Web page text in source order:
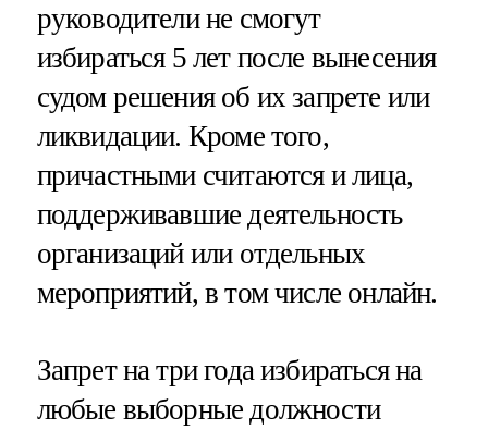
руководители не смогут
избираться 5 лет после вынесения
судом решения об их запрете или
ликвидации. Кроме того,
причастными считаются и лица,
поддерживавшие деятельность
организаций или отдельных
мероприятий, в том числе онлайн.
Запрет на три года избираться на
любые выборные должности